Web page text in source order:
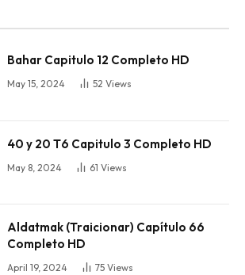
Bahar Capitulo 12 Completo HD
May 15, 2024 52 Views
40 y 20 T6 Capitulo 3 Completo HD
May 8, 2024 61 Views
Aldatmak (Traicionar) Capítulo 66
Completo HD
April 19, 2024 75 Views